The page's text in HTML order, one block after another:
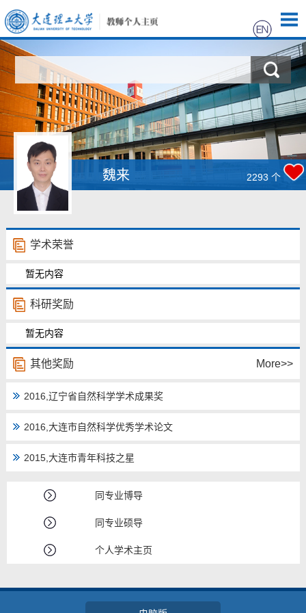
首页
科学研究
教学研究
获奖信息
招生信息
学生信息
我的相册
教师博客
魏来 2293 个
学术荣誉
暂无内容
科研奖励
暂无内容
其他奖励 More>>
2016,辽宁省自然科学学术成果奖
2016,大连市自然科学优秀学术论文
2015,大连市青年科技之星
同专业博导
同专业硕导
个人学术主页